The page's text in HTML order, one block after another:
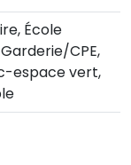
École
CPE,
espace vert,